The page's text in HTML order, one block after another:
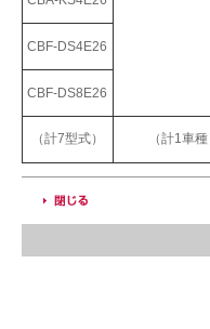
CBF-DS4E26
CBF-DS8E26
（計7型式） （計1車種